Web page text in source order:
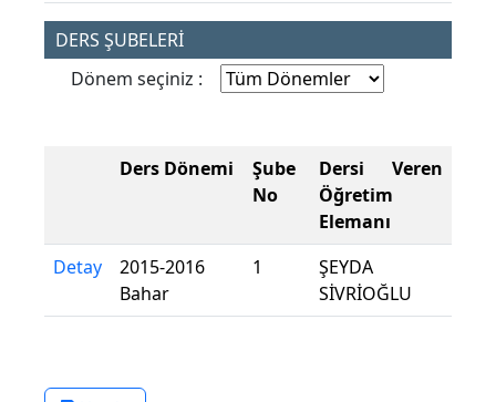
DERS ŞUBELERİ
Dönem seçiniz :
Ders Dönemi
Şube
No
Dersi Veren
Öğretim
Elemanı
Detay
2015-2016
Bahar
1
ŞEYDA
SİVRİOĞLU